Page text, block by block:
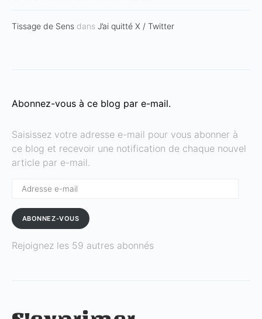
Tissage de Sens dans J’ai quitté X / Twitter
Abonnez-vous à ce blog par e-mail.
Saisissez votre adresse e-mail pour vous abonner à
ce blog et recevoir une notification de chaque nouvel
article par e-mail.
ABONNEZ-VOUS
Rejoignez les 59 autres abonnés